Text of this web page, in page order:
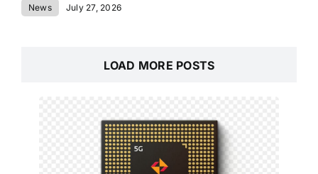
News July 27, 2026
LOAD MORE POSTS